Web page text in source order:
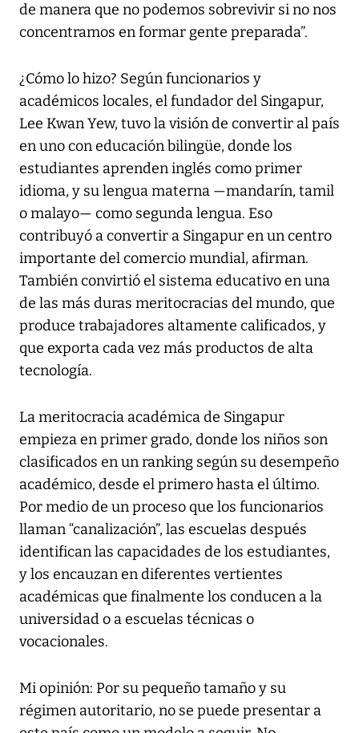
de manera que no podemos sobrevivir si no nos
concentramos en formar gente preparada”.
¿Cómo lo hizo? Según funcionarios y
académicos locales, el fundador del Singapur,
Lee Kwan Yew, tuvo la visión de convertir al país
en uno con educación bilingüe, donde los
estudiantes aprenden inglés como primer
idioma, y su lengua materna —mandarín, tamil
o malayo— como segunda lengua. Eso
contribuyó a convertir a Singapur en un centro
importante del comercio mundial, afirman.
También convirtió el sistema educativo en una
de las más duras meritocracias del mundo, que
produce trabajadores altamente calificados, y
que exporta cada vez más productos de alta
tecnología.
La meritocracia académica de Singapur
empieza en primer grado, donde los niños son
clasificados en un ranking según su desempeño
académico, desde el primero hasta el último.
Por medio de un proceso que los funcionarios
llaman “canalización”, las escuelas después
identifican las capacidades de los estudiantes,
y los encauzan en diferentes vertientes
académicas que finalmente los conducen a la
universidad o a escuelas técnicas o
vocacionales.
Mi opinión: Por su pequeño tamaño y su
régimen autoritario, no se puede presentar a